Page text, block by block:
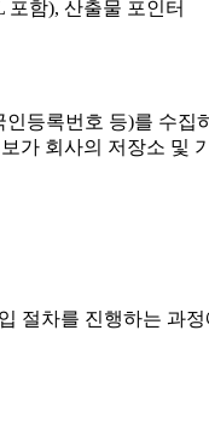
포함), 산출물 포인터
등록번호 등)를 수
회사의 저장소 및
절차를 진행하는 과